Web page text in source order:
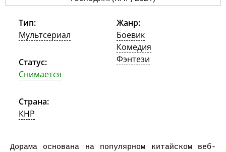
Тип:
Мультсериал
Статус:
Снимается
Страна:
КНР
Жанр:
Боевик
Комедия
Фэнтези
Дорама основана на популярном китайском веб-